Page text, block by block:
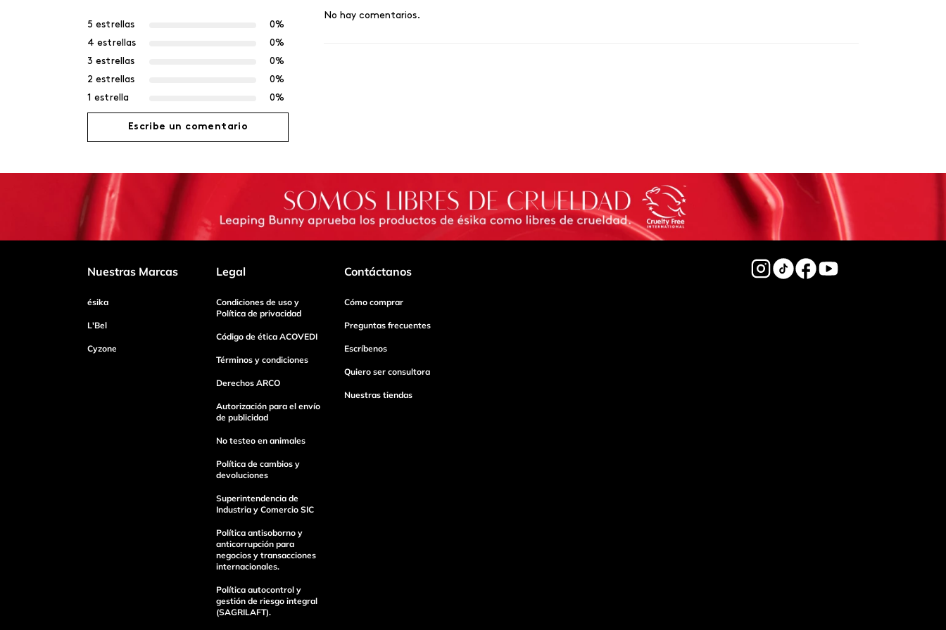
5 estrellas
0%
4 estrellas
0%
3 estrellas
0%
2 estrellas
0%
1 estrella
0%
Escribe un comentario
Agregar comentario
Título
Tu nombre
Enviar Comentario
No hay comentarios.
Nuestras Marcas
ésika
L'Bel
Cyzone
Legal
Condiciones de uso y
Política de privacidad
Código de ética ACOVEDI
Términos y condiciones
Derechos ARCO
Autorización para el envío
de publicidad
No testeo en animales
Política de cambios y
devoluciones
Superintendencia de
Industria y Comercio SIC
Política antisoborno y
anticorrupción para
negocios y transacciones
internacionales.
Política autocontrol y
gestión de riesgo integral
(SAGRILAFT).
Contáctanos
Cómo comprar
Preguntas frecuentes
Escríbenos
Quiero ser consultora
Nuestras tiendas